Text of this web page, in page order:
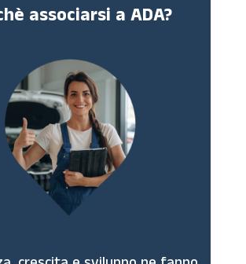
associarsi a ADA?